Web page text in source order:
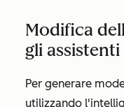
Modifica
gli assistenti
Per generare
utilizzando